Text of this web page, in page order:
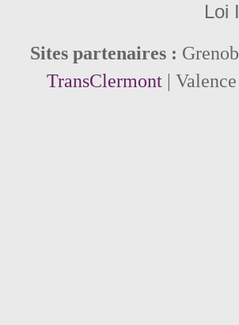
Loi
Sites partenaires :
TransClermont| Valence